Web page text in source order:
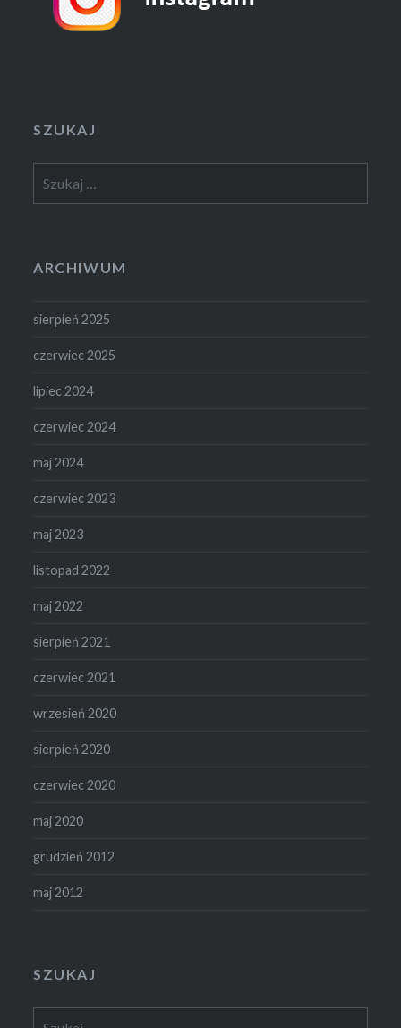
SZUKAJ
ARCHIWUM
sierpień 2025
czerwiec 2025
lipiec 2024
czerwiec 2024
maj 2024
czerwiec 2023
maj 2023
listopad 2022
maj 2022
sierpień 2021
czerwiec 2021
wrzesień 2020
sierpień 2020
czerwiec 2020
maj 2020
grudzień 2012
maj 2012
SZUKAJ